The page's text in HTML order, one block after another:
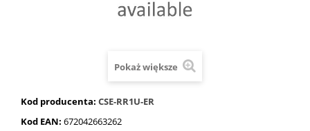
Pokaż większe
Kod producenta: CSE-RR1U-ER
Kod EAN: 672042663262